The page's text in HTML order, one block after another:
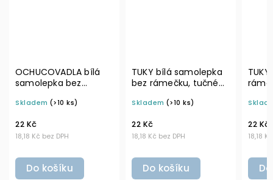
TUKY bílá samolepka
bez rámečku, tučné
cm na boxy, šuplíky a
Skladem (>10 ks)
18,18 Kč bez DPH
22 Kč
Do košíku
TUKY bílá samolepka s
rámečkem, základní
cm na boxy, šuplíky a
Skladem (>10 ks)
18,18 Kč bez DPH
22 Kč
Do košíku